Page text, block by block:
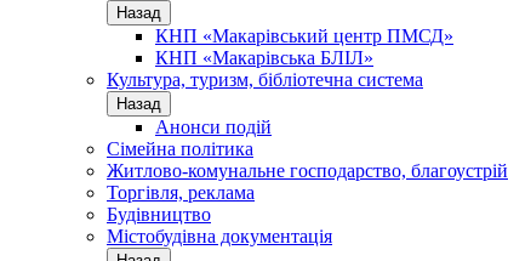
Назад
КНП «Макарівський центр ПМСД»
КНП «Макарівська БЛІЛ»
Культура, туризм, бібліотечна система
Назад
Анонси подій
Сімейна політика
Житлово-комунальне господарство, благоустрій
Торгівля, реклама
Будівництво
Містобудівна документація